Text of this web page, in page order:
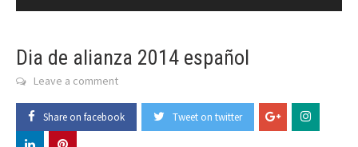
Dia de alianza 2014 español
Leave a comment
Share on facebook Tweet on twitter